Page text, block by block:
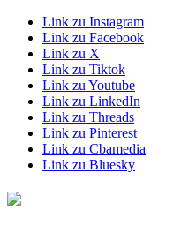
Link zu Instagram
Link zu Facebook
Link zu X
Link zu Tiktok
Link zu Youtube
Link zu LinkedIn
Link zu Threads
Link zu Pinterest
Link zu Cbamedia
Link zu Bluesky